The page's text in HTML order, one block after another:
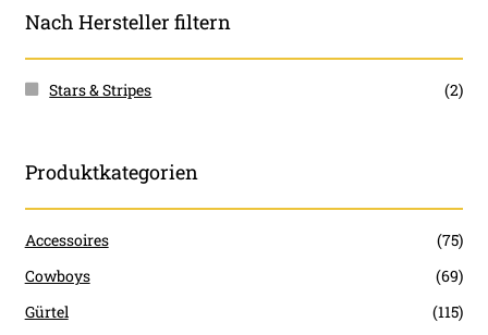
Nach Hersteller filtern
Stars & Stripes (2)
Produktkategorien
Accessoires
(75)
Cowboys
(69)
Gürtel
(115)